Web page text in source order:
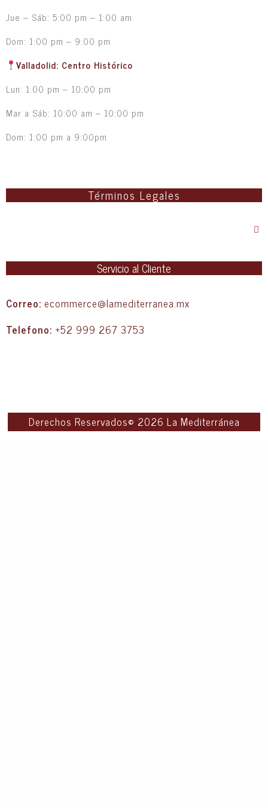
Jue – Sáb: 5:00 pm – 1:00 am
Dom: 1:00 pm – 9:00 pm
Valladolid: Centro Histórico
Lun: 1:00 pm – 10:00 pm
Mar a Sáb: 10:00 am – 10:00 pm
Dom: 1:00 pm a 9:00pm
Términos Legales
Servicio al Cliente
Correo: ecommerce@lamediterranea.mx
Telefono: +52 999 267 3753
Derechos Reservados© 2026 La Mediterránea